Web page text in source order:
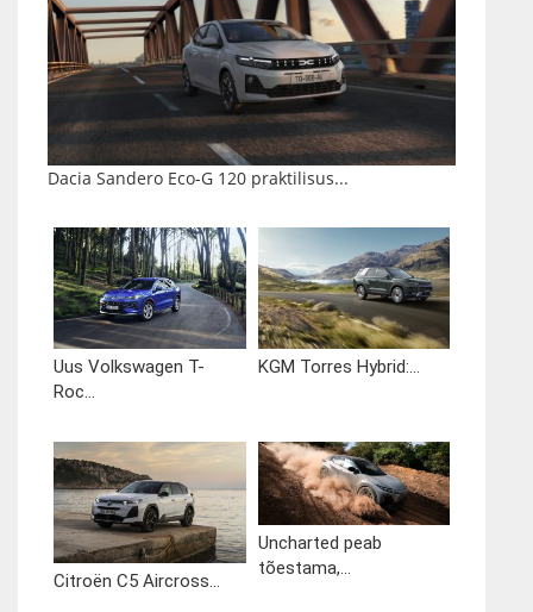
Dacia Sandero Eco-G 120 praktilisus...
Uus Volkswagen T-
Roc...
KGM Torres Hybrid:...
Citroën C5 Aircross...
Uncharted peab
tõestama,...